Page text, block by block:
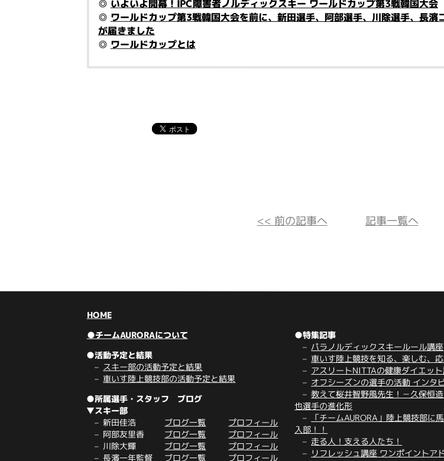
◎ いよいよ開幕！IPC障害者ノルディックスキー ワールドカップ第3戦韓国大会
◎ ワールドカップ第3戦韓国大会を前に、新田選手、阿部選手、川除選手、長濱
が届きました
◎ ワールドカップとは
<< 前の記事へ 記事一覧へ
HOME
●チームAURORAについて
●活動予定と結果
スキー部の活動予定と結果
車いす陸上競技部の活動予定と結果
●所属選手・スタッフ ブログ
▼スキー部
新田佳浩 ブログ一覧 プロフィール
阿部友里香 ブログ一覧 プロフィール
川除大輝 ブログ一覧 プロフィール
長濱一年監督 ブログ一覧 プロフィール
●特集記事
パラノルディックスキールール講座
車いす陸上競技を知る、楽しむ、応
アスリートNITTAの健康ダイエッ
オフシーズンの選手の活動 インタ
教えて桜井智野風先生！－久保恒
也選手の進化形
「チームAURORA」陸上競技部に
入部！！
走る人！支える人たち！
リフレッシュ講座 ワンポイントア